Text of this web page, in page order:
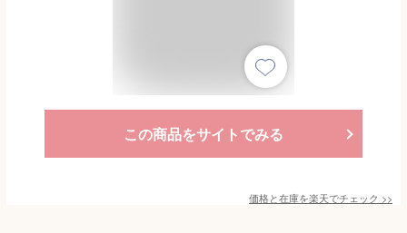
この商品をサイトでみる
価格と在庫を楽天でチェック >>